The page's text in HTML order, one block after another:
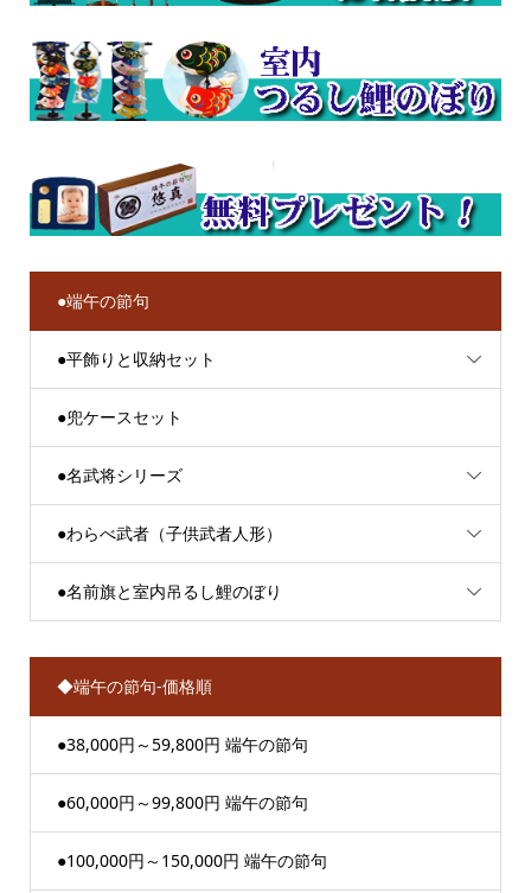
●端午の節句
●平飾りと収納セット
●兜ケースセット
●名武将シリーズ
●わらべ武者（子供武者人形）
●名前旗と室内吊るし鯉のぼり
◆端午の節句-価格順
●38,000円～59,800円 端午の節句
●60,000円～99,800円 端午の節句
●100,000円～150,000円 端午の節句